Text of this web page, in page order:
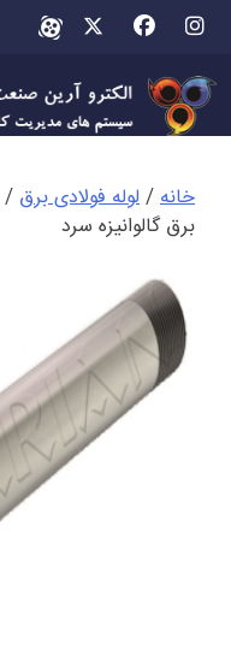
Skip
content
خانه/لوله فولادی برق /
برق گالوانیزه سرد